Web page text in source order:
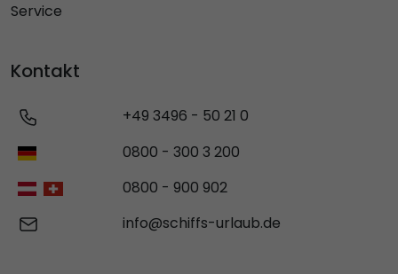
Service
Kontakt
+49 3496 - 50 21 0
0800 - 300 3 200
0800 - 900 902
info@schiffs-urlaub.de